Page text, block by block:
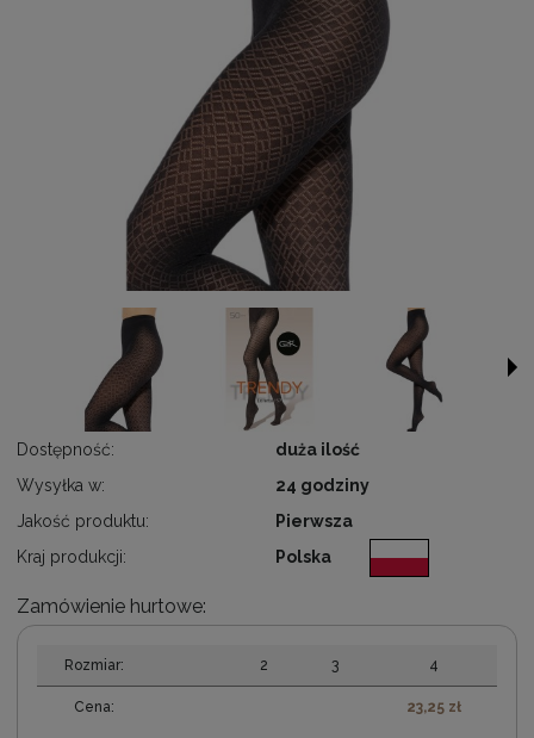
Dostępność:
duża ilość
Wysyłka w:
24 godziny
Jakość produktu:
Pierwsza
Kraj produkcji:
Polska
Zamówienie hurtowe:
Rozmiar: 2 3 4
Cena: 23,25 zł